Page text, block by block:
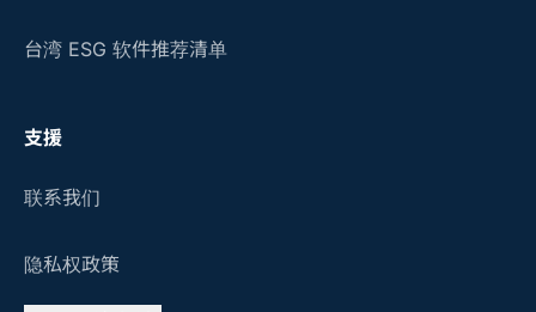
台湾 ESG 软件推荐清单
支援
联系我们
隐私权政策